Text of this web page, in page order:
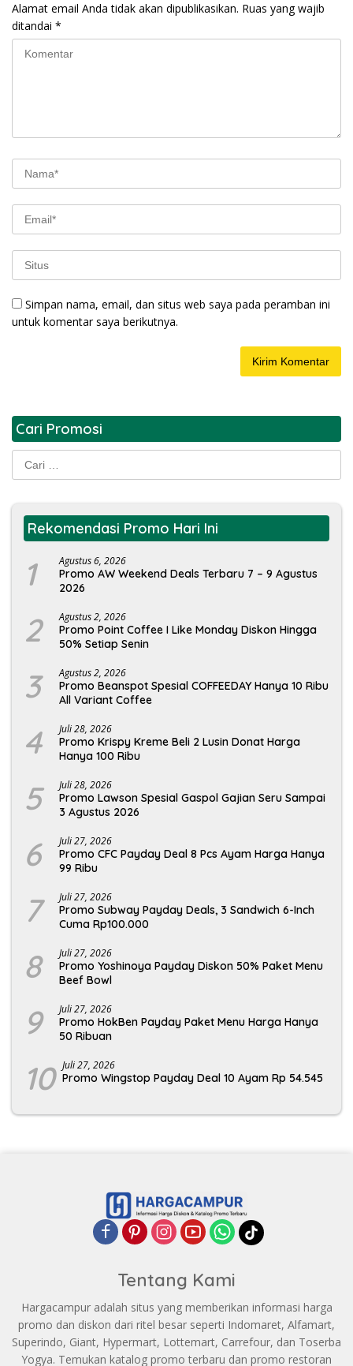
Alamat email Anda tidak akan dipublikasikan. Ruas yang wajib
ditandai *
Simpan nama, email, dan situs web saya pada peramban ini
untuk komentar saya berikutnya.
Cari Promosi
Cari
untuk:
Rekomendasi Promo Hari Ini
1 Agustus 6, 2026
Promo AW Weekend Deals Terbaru 7 – 9 Agustus
2026
2 Agustus 2, 2026
Promo Point Coffee I Like Monday Diskon Hingga
50% Setiap Senin
3 Agustus 2, 2026
Promo Beanspot Spesial COFFEEDAY Hanya 10 Ribu
All Variant Coffee
4 Juli 28, 2026
Promo Krispy Kreme Beli 2 Lusin Donat Harga
Hanya 100 Ribu
5 Juli 28, 2026
Promo Lawson Spesial Gaspol Gajian Seru Sampai
3 Agustus 2026
6 Juli 27, 2026
Promo CFC Payday Deal 8 Pcs Ayam Harga Hanya
99 Ribu
7 Juli 27, 2026
Promo Subway Payday Deals, 3 Sandwich 6-Inch
Cuma Rp100.000
8 Juli 27, 2026
Promo Yoshinoya Payday Diskon 50% Paket Menu
Beef Bowl
9 Juli 27, 2026
Promo HokBen Payday Paket Menu Harga Hanya
50 Ribuan
10 Juli 27, 2026
Promo Wingstop Payday Deal 10 Ayam Rp 54.545
Tentang Kami
Hargacampur adalah situs yang memberikan informasi harga
promo dan diskon dari ritel besar seperti Indomaret, Alfamart,
Superindo, Giant, Hypermart, Lottemart, Carrefour, dan Toserba
Yogya. Temukan katalog promo terbaru dan promo restoran